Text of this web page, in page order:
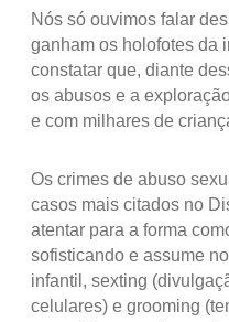
Nós só ouvimos falar
ganham os holofotes da
constatar que, diante
os abusos e a
e com milhares de
Os crimes de abuso
casos mais citados no
atentar para a forma
sofisticando e assume
infantil, sexting
celulares) e grooming